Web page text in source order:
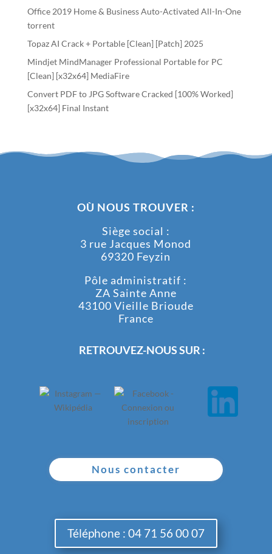
Office 2019 Home & Business Auto-Activated All-In-One
torrent
Topaz AI Crack + Portable [Clean] [Patch] 2025
Mindjet MindManager Professional Portable for PC
[Clean] [x32x64] MediaFire
Convert PDF to JPG Software Cracked [100% Worked]
[x32x64] Final Instant
OÙ NOUS TROUVER :
Siège social :
3 rue Jacques Monod
69320 Feyzin
Pôle administratif :
ZA Sainte Anne
43100 Vieille Brioude
France
RETROUVEZ-NOUS SUR :
Nous contacter
Téléphone : 04 71 56 00 07